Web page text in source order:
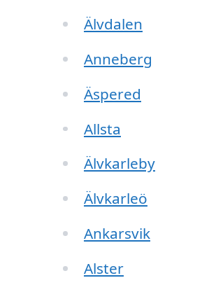
Älvdalen
Anneberg
Äspered
Allsta
Älvkarleby
Älvkarleö
Ankarsvik
Alster